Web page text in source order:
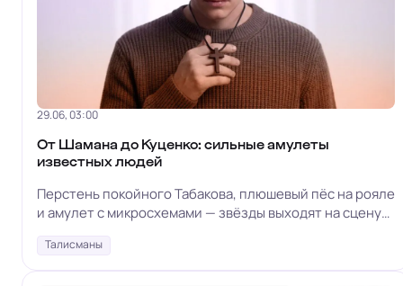
29.06, 03:00
От Шамана до Куценко: сильные амулеты
известных людей
Перстень покойного Табакова, плюшевый пёс на рояле
и амулет с микросхемами — звёзды выходят на сцену
не одни
Талисманы